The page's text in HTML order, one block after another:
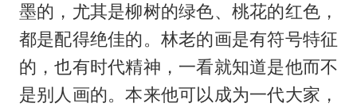
墨的，尤其是柳树的绿色、桃花的红色，
都是配得绝佳的。林老的画是有符号特征
的，也有时代精神，一看就知道是他而不
是别人画的。本来他可以成为一代大家，